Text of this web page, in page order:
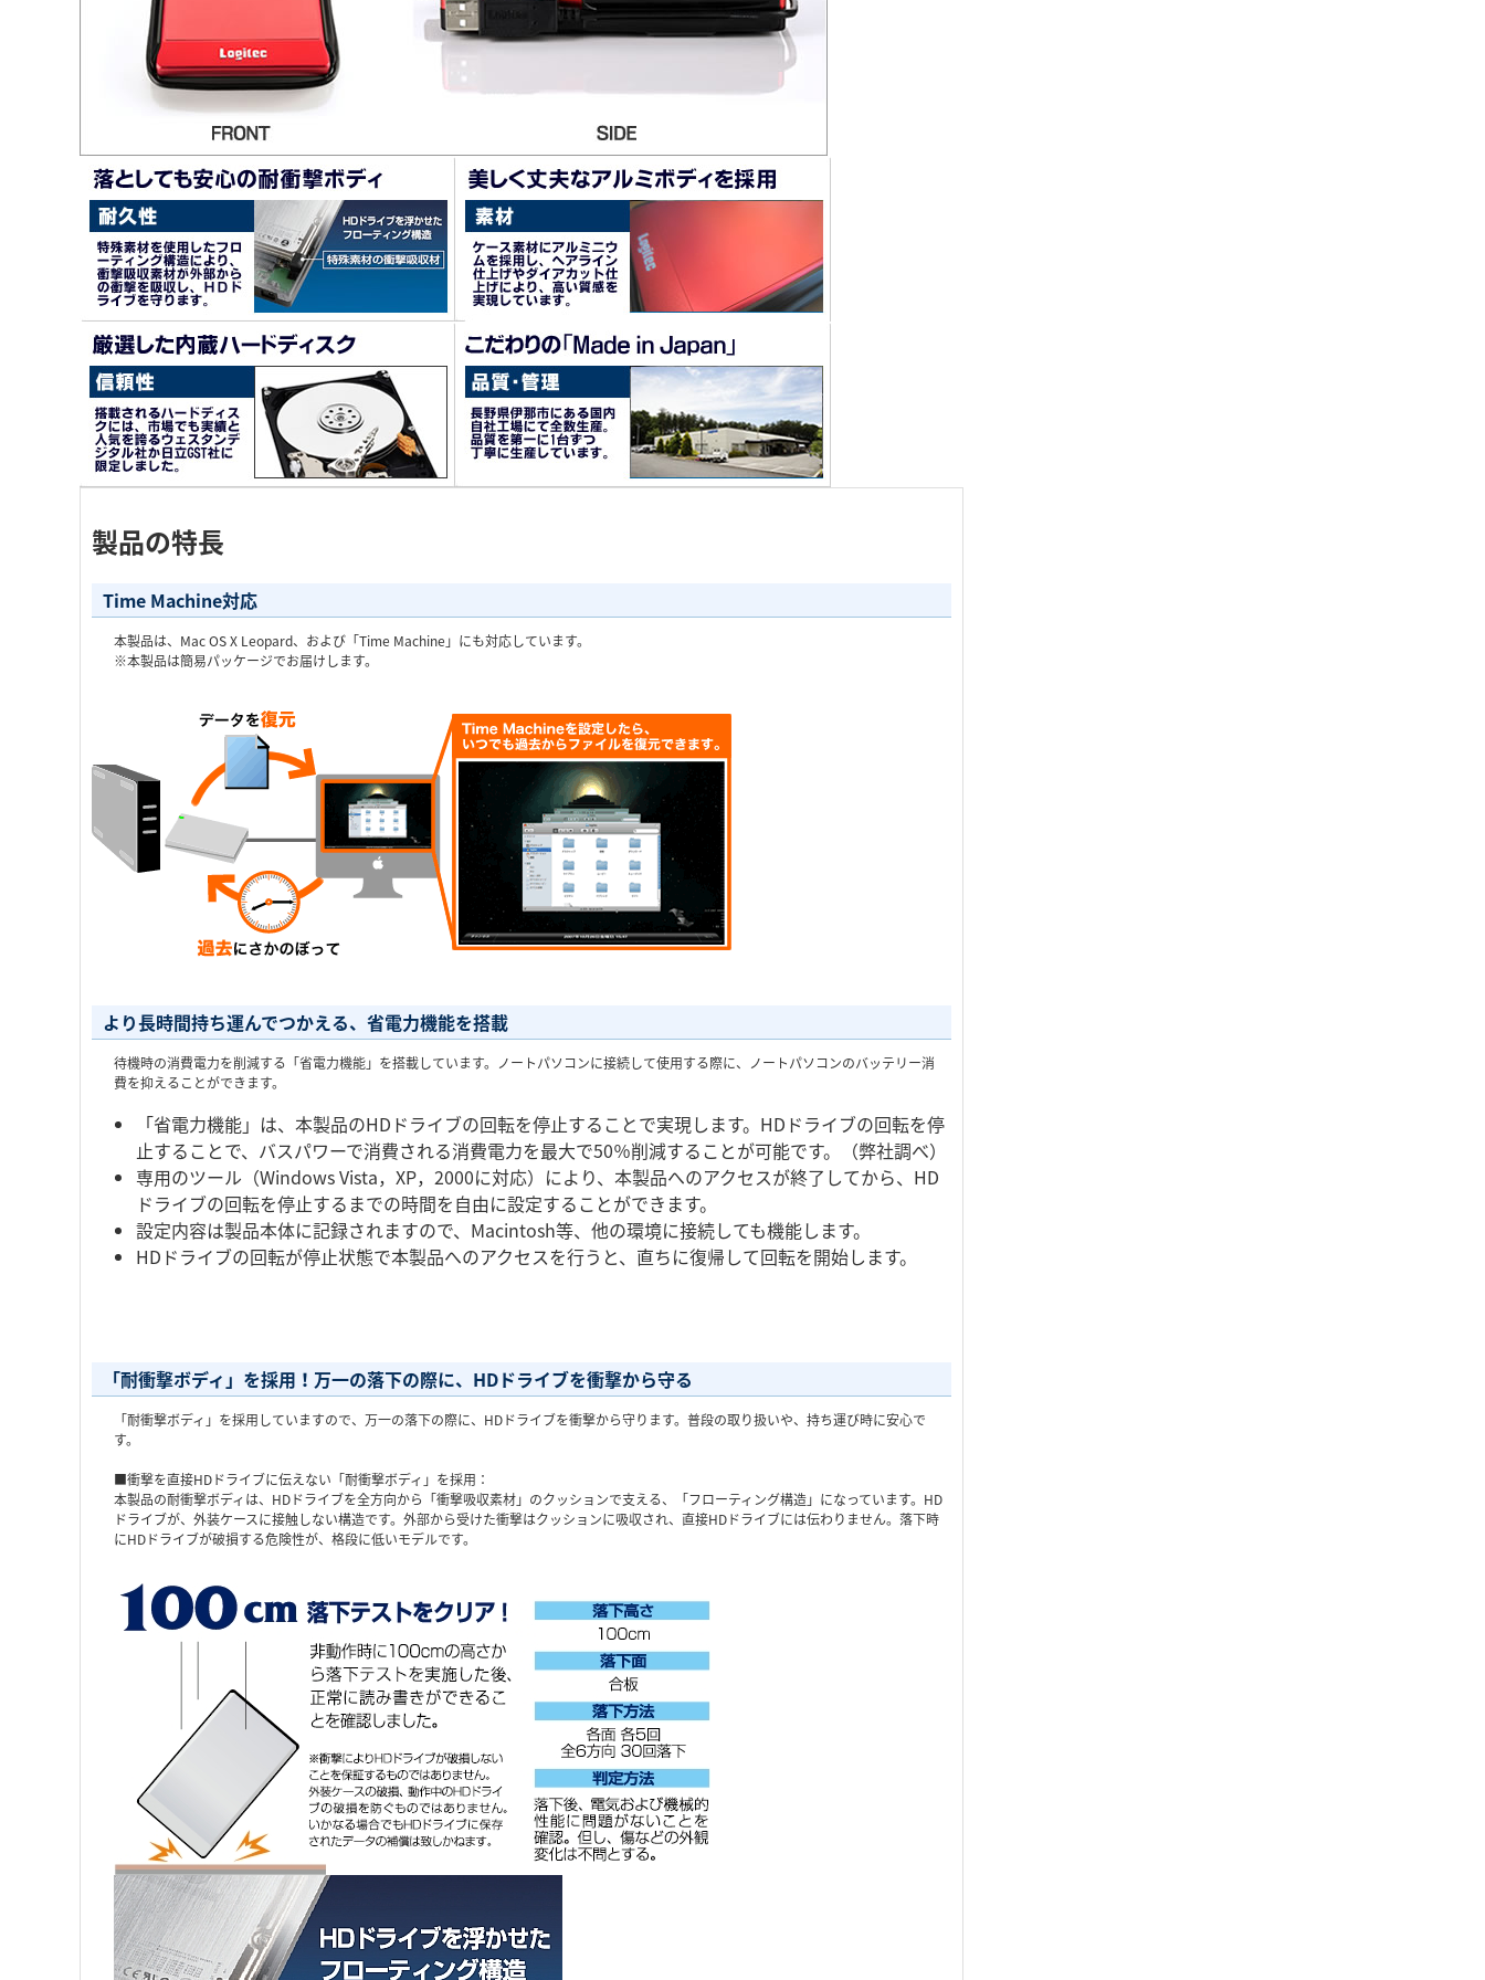
製品の特長
Time Machine対応
本製品は、Mac OS X Leopard、および「Time Machine」にも対応しています。
※本製品は簡易パッケージでお届けします。
より長時間持ち運んでつかえる、省電力機能を搭載
待機時の消費電力を削減する「省電力機能」を搭載しています。ノートパソコンに接続して使用する際に、ノートパソコンのバッテリー消
費を抑えることができます。
「省電力機能」は、本製品のHDドライブの回転を停止することで実現します。HDドライブの回転を停
止することで、バスパワーで消費される消費電力を最大で50％削減することが可能です。（弊社調べ）
専用のツール（Windows Vista，XP，2000に対応）により、本製品へのアクセスが終了してから、HD
ドライブの回転を停止するまでの時間を自由に設定することができます。
設定内容は製品本体に記録されますので、Macintosh等、他の環境に接続しても機能します。
HDドライブの回転が停止状態で本製品へのアクセスを行うと、直ちに復帰して回転を開始します。
「耐衝撃ボディ」を採用！万一の落下の際に、HDドライブを衝撃から守る
「耐衝撃ボディ」を採用していますので、万一の落下の際に、HDドライブを衝撃から守ります。普段の取り扱いや、持ち運び時に安心で
す。
■衝撃を直接HDドライブに伝えない「耐衝撃ボディ」を採用：
本製品の耐衝撃ボディは、HDドライブを全方向から「衝撃吸収素材」のクッションで支える、「フローティング構造」になっています。HD
ドライブが、外装ケースに接触しない構造です。外部から受けた衝撃はクッションに吸収され、直接HDドライブには伝わりません。落下時
にHDドライブが破損する危険性が、格段に低いモデルです。